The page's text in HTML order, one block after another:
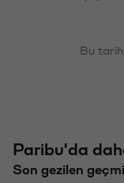
Bu tarih
Paribu'da
Son gezilen